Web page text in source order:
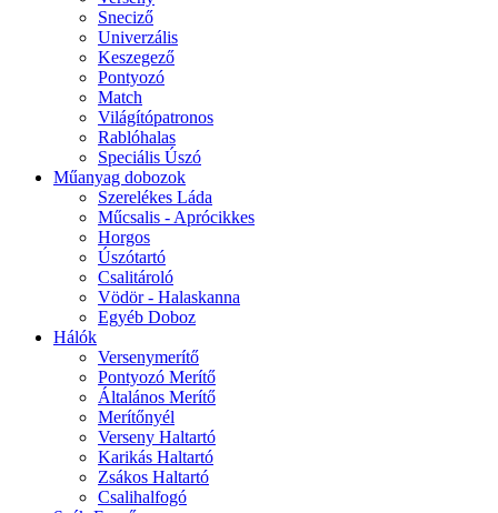
Sneciző
Univerzális
Keszegező
Pontyozó
Match
Világítópatronos
Rablóhalas
Speciális Úszó
Műanyag dobozok
Szerelékes Láda
Műcsalis - Aprócikkes
Horgos
Úszótartó
Csalitároló
Vödör - Halaskanna
Egyéb Doboz
Hálók
Versenymerítő
Pontyozó Merítő
Általános Merítő
Merítőnyél
Verseny Haltartó
Karikás Haltartó
Zsákos Haltartó
Csalihalfogó